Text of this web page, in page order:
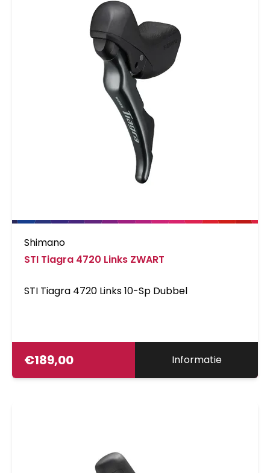
Shimano
STI Tiagra 4720 Links ZWART
STI Tiagra 4720 Links 10-Sp Dubbel
€189,00 Informatie